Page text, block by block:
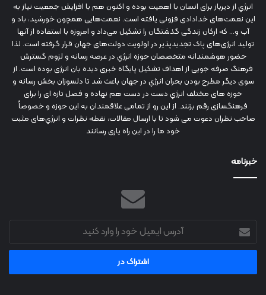
انرژي‌ از دیرباز برای انسان با اهمیت بوده و اکنون هم با افزایش جمعیت نیاز به
این نعمت‌های خدادادی فزونی یافته است. نعمت‌هایی همچون خورشید، باد و
آب و... که ارکان زندگی گذشتگان را تشکیل می‌داد و امروزه با استفاده از آنها
تولید انرژی‌های پاک تجدیدپذیر در اولویت دولت‌های جهان قرار گرفته است. لذا
حضور هوشمندانه متخصصان حوزه انرژي در عرصه رسانه و لزوم گسترش
فرهنگ صرفه جویی از اهداف تشکیل پایگاه خبری دیده بان انرژی بوده است. از
سوی دیگر مطرح بودن بحران انرژي در جهان باعث شد تا دلسوزان بخش رسانه و
حوزه های مختلف انرژي دست در دست هم نهاده و فصل تازه ای را برای
فرهنگسازی رقم بزنند. از این رو از تمامی علاقمندان به این حوزه و خصوصاً
صاحب نظران دعوت می شود تا با ارسال مقالات، نقطه نظرات و انرژي‌های مثبت
خود ما را در این راه یاری رسانند
خبرنامه
آدرس
ایمیل
خود
وارد